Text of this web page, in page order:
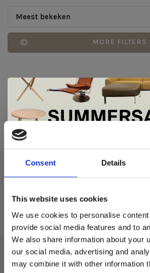
Consent Details
This website uses cookies
We use cookies to personalise
provide social media features and to
We also share information about your
our social media, advertising and
may combine it with other information
Meest bekeken
MORE FILTERS
Andersen T-1
showroommodel
€2.190,00
De Summer Sale bij
gestart!
woonaccessoires aan te schaffen met
In onze showroom vind je een
designmeubelen van gerenommeerde
merken. Onder andere
Gelderland,Swedese,Sculptures Jeuxen
voordelig verkrijgbaar. Profiteer van unieke